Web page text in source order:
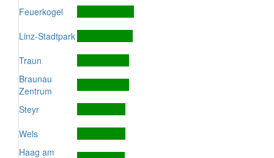
Feuerkogel
Linz-Stadtpark
Traun
Braunau
Zentrum
Steyr
Wels
Haag am